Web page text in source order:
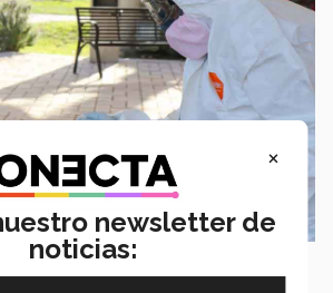
×
newsletter de
noticias: